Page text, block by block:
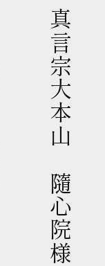
真言宗大本山 隨心院様